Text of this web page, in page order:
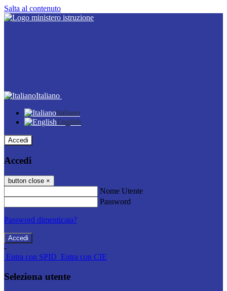
Salta al contenuto
Italiano
Italiano
English
Accedi
Accedi
button close ×
Nome Utente
Password
Password dimenticata?
-
Entra con SPID Entra con CIE
Seleziona utente